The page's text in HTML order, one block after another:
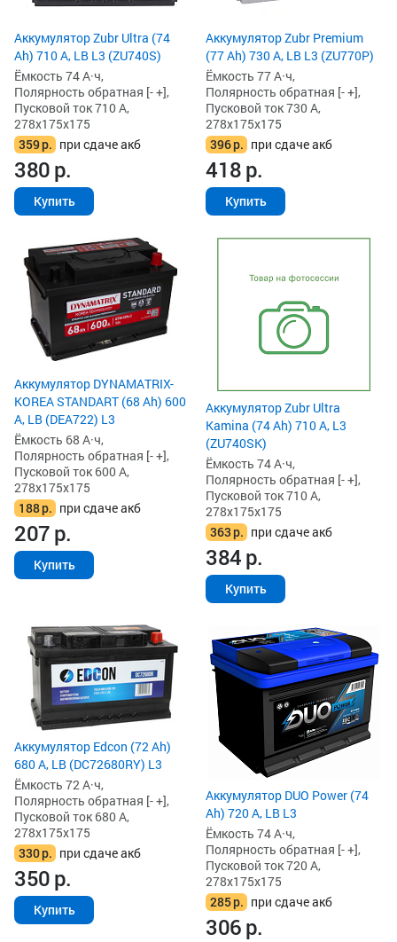
Аккумулятор Zubr Ultra (74
Ah) 710 А, LB L3 (ZU740S)
Ёмкость 74 А·ч,
Полярность обратная [- +],
Пусковой ток 710 А,
278x175x175
359р. при сдаче акб
380р.
Купить
Аккумулятор Zubr Premium
(77 Ah) 730 А, LB L3 (ZU770P)
Ёмкость 77 А·ч,
Полярность обратная [- +],
Пусковой ток 730 А,
278x175x175
396р. при сдаче акб
418р.
Купить
Аккумулятор DYNAMATRIX-
KOREA STANDART (68 Ah) 600
А, LB (DEA722) L3
Ёмкость 68 А·ч,
Полярность обратная [- +],
Пусковой ток 600 А,
278x175x175
188р. при сдаче акб
207р.
Купить
Аккумулятор Zubr Ultra
Kamina (74 Ah) 710 А, L3
(ZU740SK)
Ёмкость 74 А·ч,
Полярность обратная [- +],
Пусковой ток 710 А,
278x175x175
363р. при сдаче акб
384р.
Купить
Аккумулятор Edcon (72 Ah)
680 А, LB (DC72680RY) L3
Ёмкость 72 А·ч,
Полярность обратная [- +],
Пусковой ток 680 А,
278x175x175
330р. при сдаче акб
350р.
Купить
Аккумулятор DUO Power (74
Ah) 720 А, LB L3
Ёмкость 74 А·ч,
Полярность обратная [- +],
Пусковой ток 720 А,
278x175x175
285р. при сдаче акб
306р.